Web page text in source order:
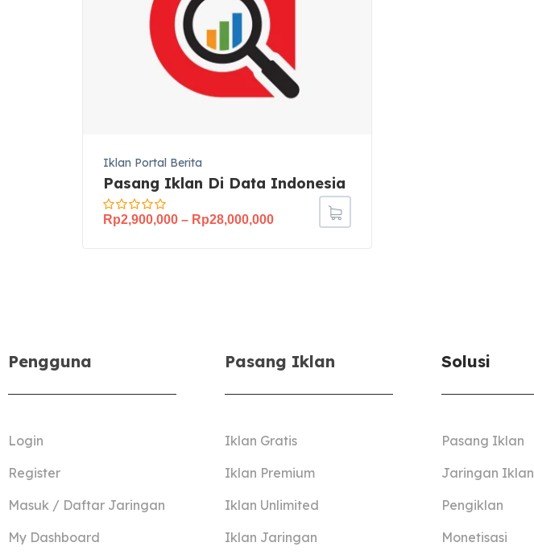
Iklan Portal Berita
Pasang Iklan Di Data Indonesia
Rp2,900,000 – Rp28,000,000
Pengguna
Login
Register
Masuk / Daftar Jaringan
My Dashboard
Pasang Iklan
Iklan Gratis
Iklan Premium
Iklan Unlimited
Iklan Jaringan
Solusi
Pasang Iklan
Jaringan Iklan
Pengiklan
Monetisasi